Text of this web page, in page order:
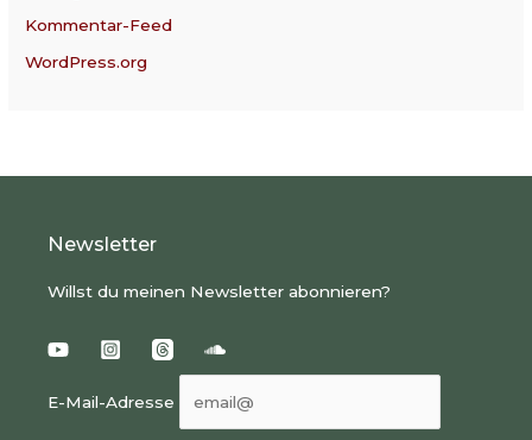
Kommentar-Feed
WordPress.org
Newsletter
Willst du meinen Newsletter abonnieren?
E-Mail-Adresse